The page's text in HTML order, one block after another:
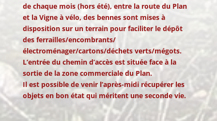
de chaque mois (hors été), entre la route du Plan
et la Vigne à vélo, des bennes sont mises à
disposition sur un terrain pour faciliter le dépôt
des ferrailles/encombrants/
électroménager/cartons/déchets verts/mégots.
L’entrée du chemin d’accès est située face à la
sortie de la zone commerciale du Plan.
Il est possible de venir l’après-midi récupérer les
objets en bon état qui méritent une seconde vie.